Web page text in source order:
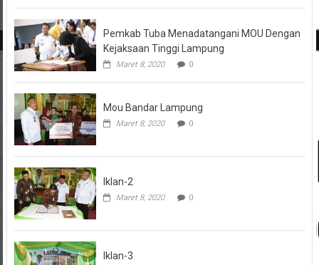
Pemkab Tuba Menadatangani MOU Dengan
Kejaksaan Tinggi Lampung
Maret 8, 2020 0
Mou Bandar Lampung
Maret 8, 2020 0
Iklan-2
Maret 8, 2020 0
Iklan-3